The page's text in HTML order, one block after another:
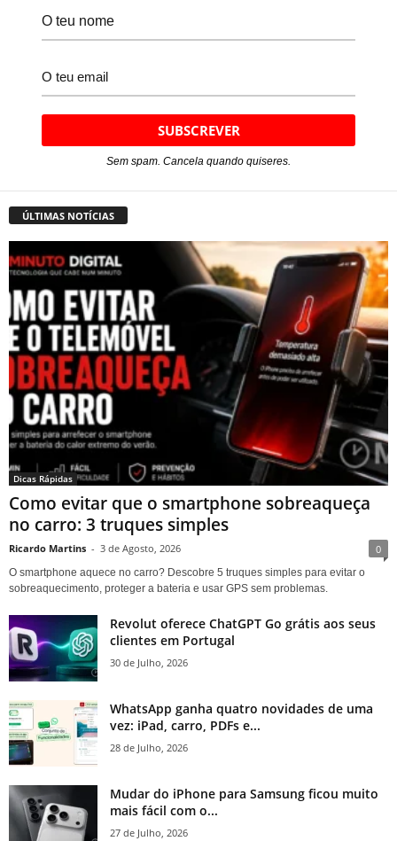
Sem spam. Cancela quando quiseres.
ÚLTIMAS NOTÍCIAS
Dicas Rápidas
Como evitar que o smartphone sobreaqueça
no carro: 3 truques simples
Ricardo Martins - 3 de Agosto, 2026 0
O smartphone aquece no carro? Descobre 5 truques simples para evitar o
sobreaquecimento, proteger a bateria e usar GPS sem problemas.
Revolut oferece ChatGPT Go grátis aos seus
clientes em Portugal
30 de Julho, 2026
WhatsApp ganha quatro novidades de uma
vez: iPad, carro, PDFs e...
28 de Julho, 2026
Mudar do iPhone para Samsung ficou muito
mais fácil com o...
27 de Julho, 2026